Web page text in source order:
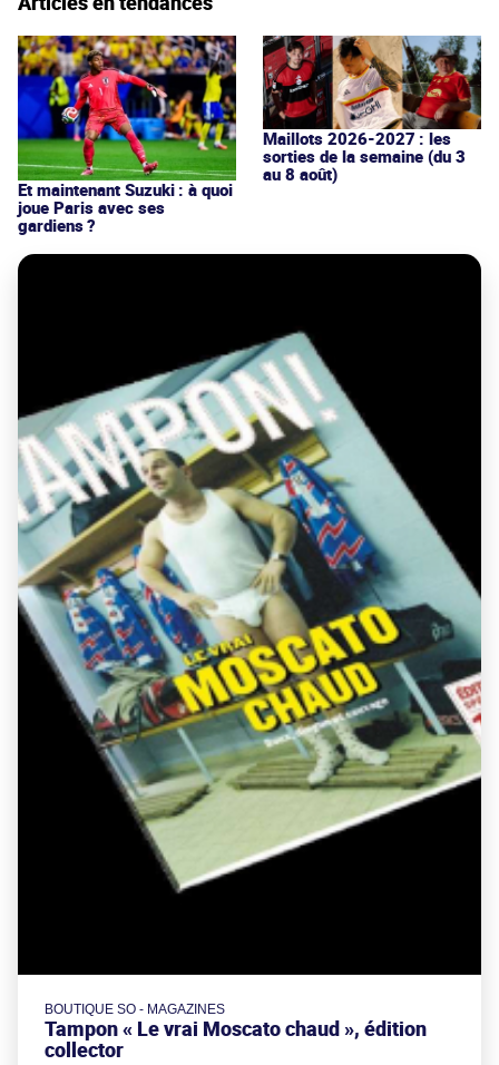
Et maintenant Suzuki : à quoi
joue Paris avec ses
gardiens ?
Maillots 2026-2027 : les
sorties de la semaine (du 3
au 8 août)
BOUTIQUE SO - MAGAZINES
Tampon « Le vrai Moscato chaud », édition
collector